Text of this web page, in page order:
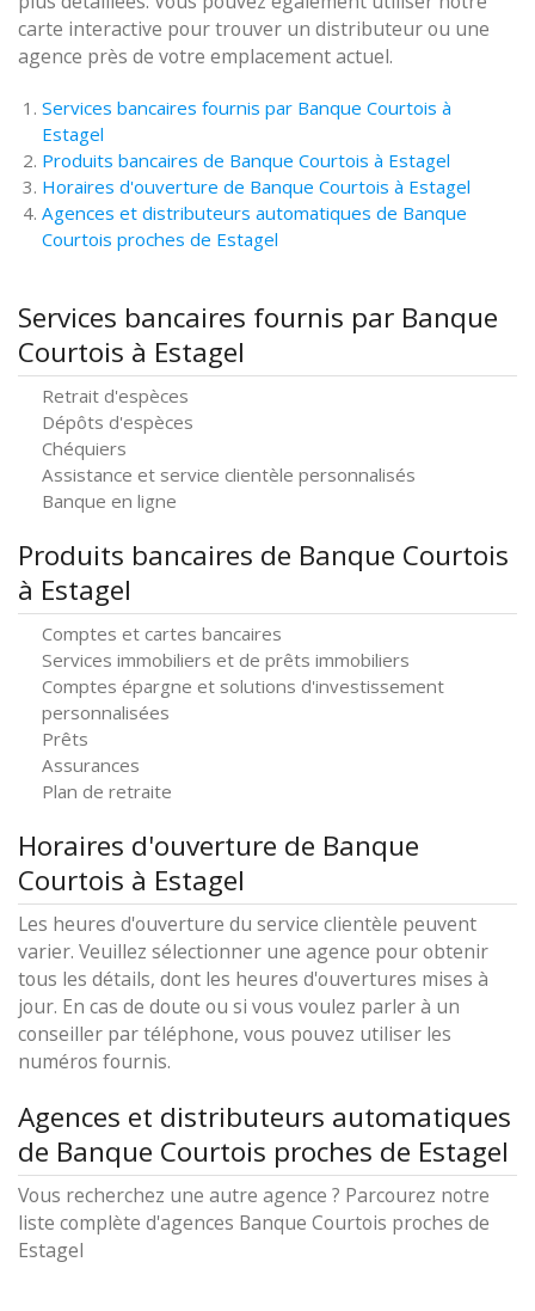
carte interactive pour trouver un distributeur ou une
agence près de votre emplacement actuel.
Services bancaires fournis par Banque Courtois à
Estagel
Produits bancaires de Banque Courtois à Estagel
Horaires d'ouverture de Banque Courtois à Estagel
Agences et distributeurs automatiques de Banque
Courtois proches de Estagel
Services bancaires fournis par Banque
Courtois à Estagel
Retrait d'espèces
Dépôts d'espèces
Chéquiers
Assistance et service clientèle personnalisés
Banque en ligne
Produits bancaires de Banque Courtois
à Estagel
Comptes et cartes bancaires
Services immobiliers et de prêts immobiliers
Comptes épargne et solutions d'investissement
personnalisées
Prêts
Assurances
Plan de retraite
Horaires d'ouverture de Banque
Courtois à Estagel
Les heures d'ouverture du service clientèle peuvent
varier. Veuillez sélectionner une agence pour obtenir
tous les détails, dont les heures d'ouvertures mises à
jour. En cas de doute ou si vous voulez parler à un
conseiller par téléphone, vous pouvez utiliser les
numéros fournis.
Agences et distributeurs automatiques
de Banque Courtois proches de Estagel
Vous recherchez une autre agence ? Parcourez notre
liste complète d'agences Banque Courtois proches de
Estagel